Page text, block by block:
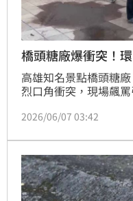
橋頭糖廠爆衝突！
高雄知名景點橋頭糖
烈口角衝突，現場飆
林遭破壞，但在地不少
2026/06/07 03:42